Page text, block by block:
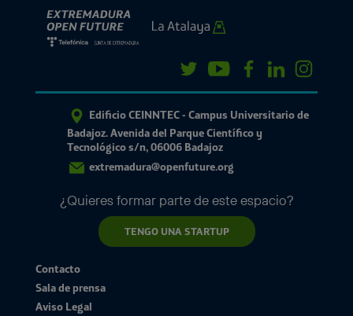
Edificio CEINNTEC - Campus Universitario de
Badajoz. Avenida del Parque Científico y
Tecnológico s/n, 06006 Badajoz
extremadura@openfuture.org
¿Quieres formar parte de este espacio?
TENGO UNA STARTUP
Contacto
Sala de prensa
Aviso Legal